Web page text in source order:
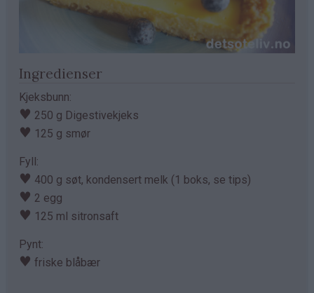
Ingredienser
Kjeksbunn:
♥ 250 g Digestivekjeks
♥ 125 g smør
Fyll:
♥ 400 g søt, kondensert melk (1 boks, se tips)
♥ 2 egg
♥ 125 ml sitronsaft
Pynt:
♥ friske blåbær